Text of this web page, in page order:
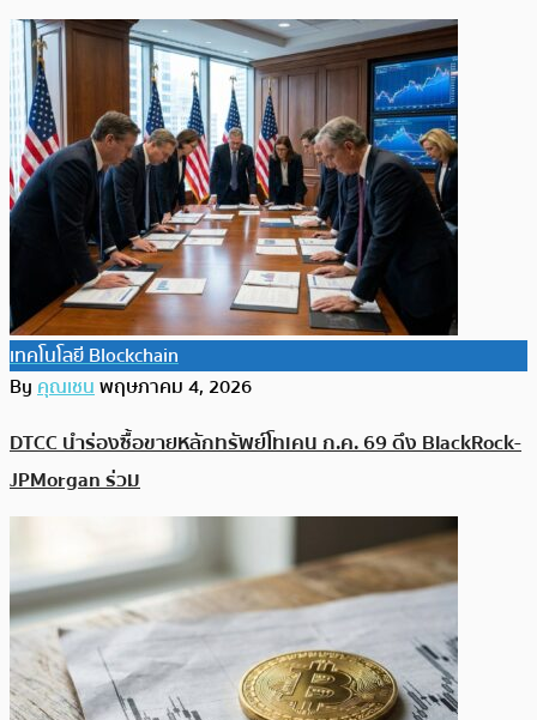
เทคโนโลยี Blockchain
Byคุณเชนพฤษภาคม 4, 2026
DTCC นำร่องซื้อขายหลักทรัพย์โทเคน ก.ค. 69 ดึง BlackRock-
JPMorgan ร่วม